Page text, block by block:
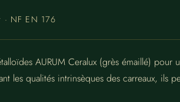
NF EN 176
AURUM Ceralux (grès émaillé) pour
les qualités intrinsèques des carreaux, ils